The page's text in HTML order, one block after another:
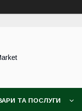
ТА ПОСЛУГИ